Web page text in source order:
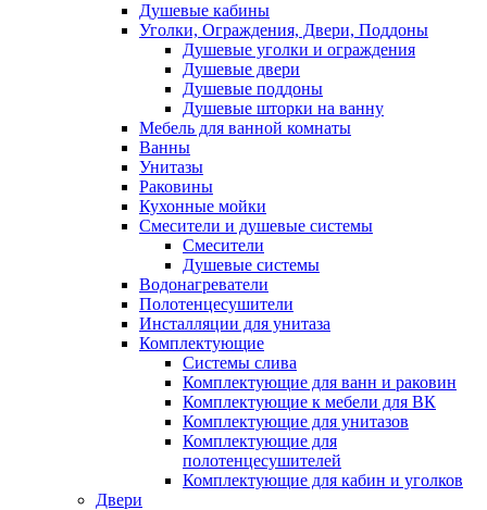
Душевые кабины
Уголки, Ограждения, Двери, Поддоны
Душевые уголки и ограждения
Душевые двери
Душевые поддоны
Душевые шторки на ванну
Мебель для ванной комнаты
Ванны
Унитазы
Раковины
Кухонные мойки
Смесители и душевые системы
Смесители
Душевые системы
Водонагреватели
Полотенцесушители
Инсталляции для унитаза
Комплектующие
Системы слива
Комплектующие для ванн и раковин
Комплектующие к мебели для ВК
Комплектующие для унитазов
Комплектующие для
полотенцесушителей
Комплектующие для кабин и уголков
Двери